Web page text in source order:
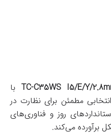
با
مطمئن برای نظارت در
روز و فناوری‌های
برآورده می‌کند.